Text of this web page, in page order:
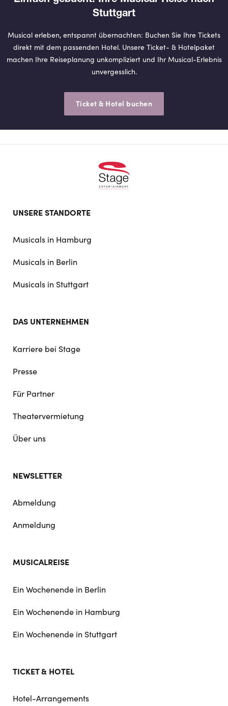
Stuttgart
Musical erleben, entspannt übernachten: Buchen Sie Ihre Tickets
direkt mit dem passenden Hotel. Unsere Ticket- & Hotelpaket
machen Ihre Reiseplanung unkompliziert und Ihr Musical-Erlebnis
unvergesslich.
Ticket & Hotel buchen
doormat
UNSERE STANDORTE
Musicals in Hamburg
Musicals in Berlin
Musicals in Stuttgart
DAS UNTERNEHMEN
Karriere bei Stage
Presse
Für Partner
Theatervermietung
Über uns
NEWSLETTER
Abmeldung
Anmeldung
MUSICALREISE
Ein Wochenende in Berlin
Ein Wochenende in Hamburg
Ein Wochenende in Stuttgart
TICKET & HOTEL
Hotel-Arrangements